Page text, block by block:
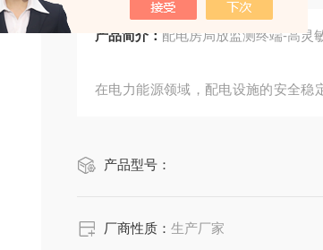
产品简介： 配电房局放监测终端-高灵
在电力能源领域，配电设施的安全稳
行业主流，通过构建设备健康状态
产品型号：
厂商性质：生产厂家